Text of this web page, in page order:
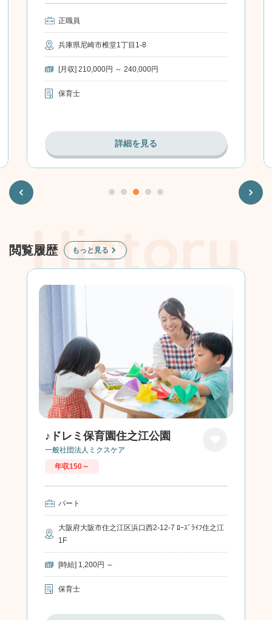
Previous
正職員
兵庫県尼崎市椎堂1丁目1-8
[月収] 210,000円 ～ 240,000円
保育士
詳細を見る
Next
閲覧履歴 もっと見る
♪ドレミ保育園住之江公園
一般社団法人ミクスケア
年収150～
パート
大阪府大阪市住之江区浜口西2-12-7 ﾛｰｽﾞﾗｲﾌ住之江
1F
[時給] 1,200円 ～
保育士